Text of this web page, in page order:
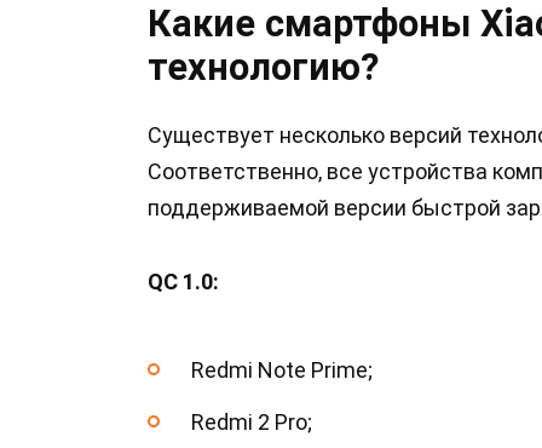
Какие смартфоны
технологию?
Существует несколько версий
Соответственно, все устройства
поддерживаемой версии быстрой
QC 1.0:
Redmi Note Prime;
Redmi 2 Pro;